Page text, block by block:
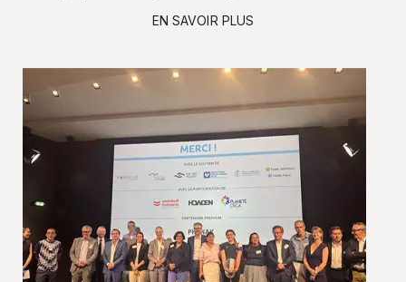
EN SAVOIR PLUS